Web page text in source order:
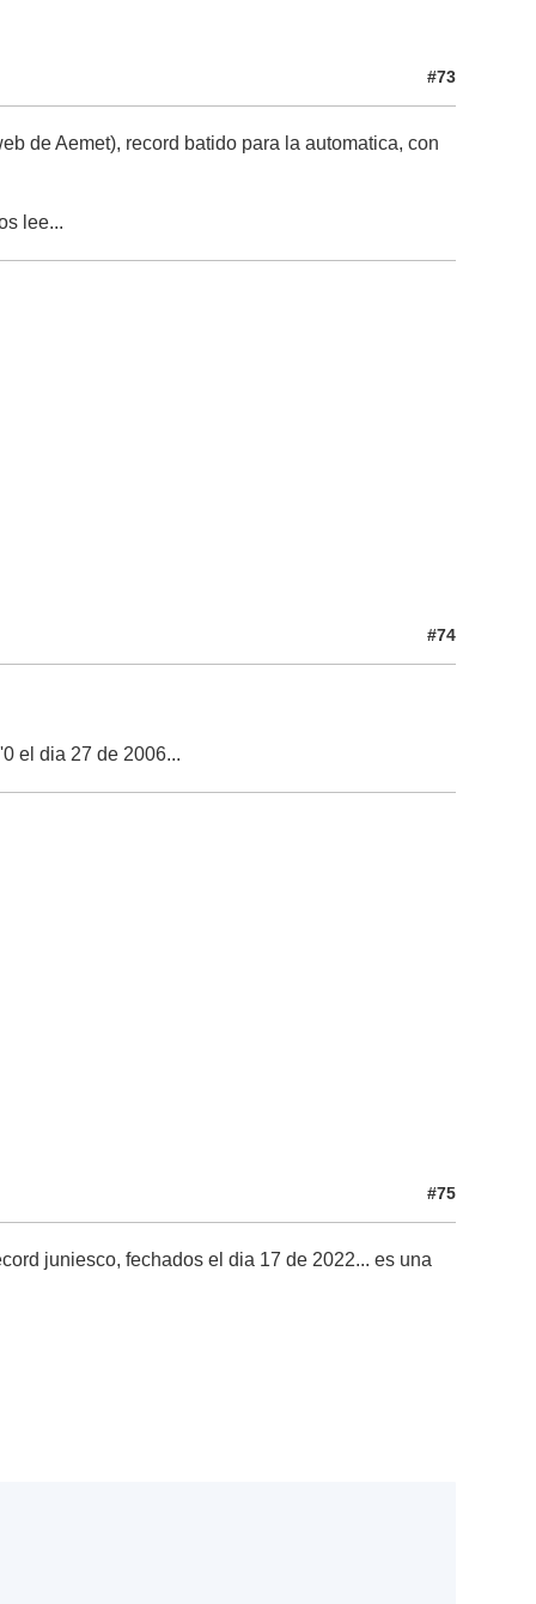
#73
de Aemet), record batido para la automatica, con
lee...
#74
el dia 27 de 2006...
#75
juniesco, fechados el dia 17 de 2022... es una